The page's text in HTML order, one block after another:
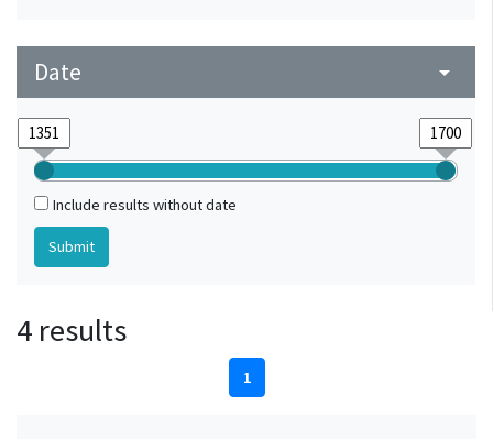
Date arrow_drop_down
Include results without date
4 results
1